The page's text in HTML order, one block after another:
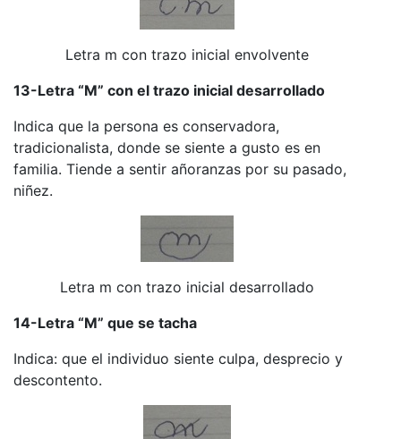
Letra m con trazo inicial envolvente
13-Letra “M” con el trazo inicial desarrollado
Indica que la persona es conservadora,
tradicionalista, donde se siente a gusto es en
familia. Tiende a sentir añoranzas por su pasado,
niñez.
Letra m con trazo inicial desarrollado
14-Letra “M” que se tacha
Indica: que el individuo siente culpa, desprecio y
descontento.